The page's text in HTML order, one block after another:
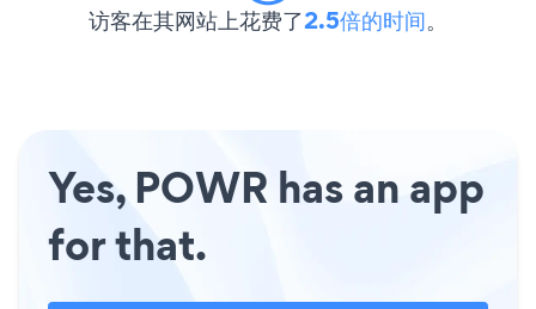
访客在其网站上花费了2.5倍的时间。
Yes, POWR has an app
for that.